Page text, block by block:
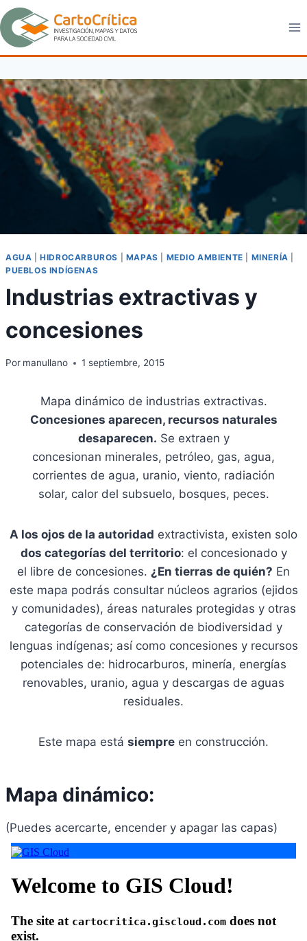
Saltar
al
contenido
AGUA |HIDROCARBUROS MAPAS MEDIO AMBIENTE MINERÍA
PUEBLOS INDÍGENAS
Industrias extractivas y
concesiones
Por manullano 1 septiembre, 2015
Mapa dinámico de industrias extractivas.
Concesiones aparecen, recursos naturales
desaparecen. Se extraen y
concesionan minerales, petróleo, gas, agua,
corrientes de agua, uranio, viento, radiación
solar, calor del subsuelo, bosques, peces.
A los ojos de la autoridad extractivista, existen solo
dos categorías del territorio: el concesionado y
el libre de concesiones. ¿En tierras de quién? En
este mapa podrás consultar núcleos agrarios (ejidos
y comunidades), áreas naturales protegidas y otras
categorías de conservación de biodiversidad y
lenguas indígenas; así como concesiones y recursos
potenciales de: hidrocarburos, minería, energías
renovables, uranio, agua y descargas de aguas
residuales.
Este mapa está siempre en construcción.
Mapa dinámico:
(Puedes acercarte, encender y apagar las capas)